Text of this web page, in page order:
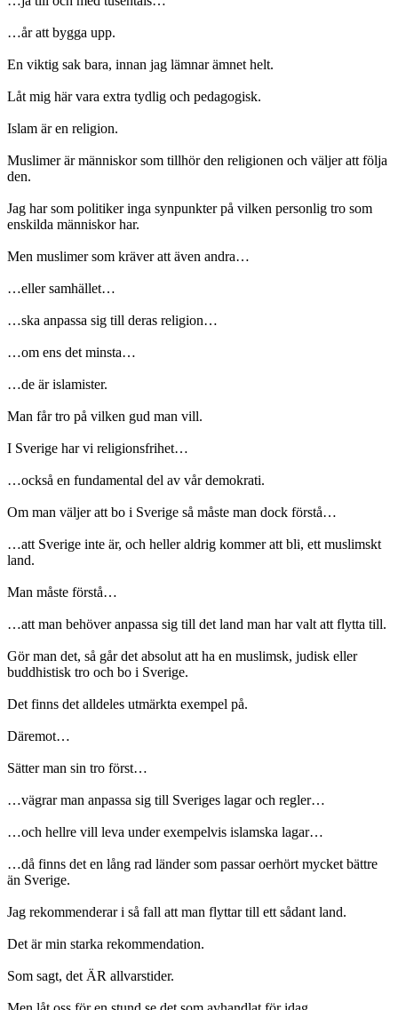
…år att bygga upp.
En viktig sak bara, innan jag lämnar ämnet helt.
Låt mig här vara extra tydlig och pedagogisk.
Islam är en religion.
Muslimer är människor som tillhör den religionen och väljer att följa
den.
Jag har som politiker inga synpunkter på vilken personlig tro som
enskilda människor har.
Men muslimer som kräver att även andra…
…eller samhället…
…ska anpassa sig till deras religion…
…om ens det minsta…
…de är islamister.
Man får tro på vilken gud man vill.
I Sverige har vi religionsfrihet…
…också en fundamental del av vår demokrati.
Om man väljer att bo i Sverige så måste man dock förstå…
…att Sverige inte är, och heller aldrig kommer att bli, ett muslimskt
land.
Man måste förstå…
…att man behöver anpassa sig till det land man har valt att flytta till.
Gör man det, så går det absolut att ha en muslimsk, judisk eller
buddhistisk tro och bo i Sverige.
Det finns det alldeles utmärkta exempel på.
Däremot…
Sätter man sin tro först…
…vägrar man anpassa sig till Sveriges lagar och regler…
…och hellre vill leva under exempelvis islamska lagar…
…då finns det en lång rad länder som passar oerhört mycket bättre
än Sverige.
Jag rekommenderar i så fall att man flyttar till ett sådant land.
Det är min starka rekommendation.
Som sagt, det ÄR allvarstider.